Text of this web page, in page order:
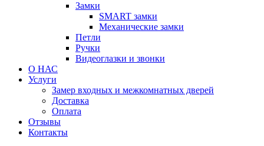
Замки
SMART замки
Механические замки
Петли
Ручки
Видеоглазки и звонки
О НАС
Услуги
Замер входных и межкомнатных дверей
Доставка
Оплата
Отзывы
Контакты